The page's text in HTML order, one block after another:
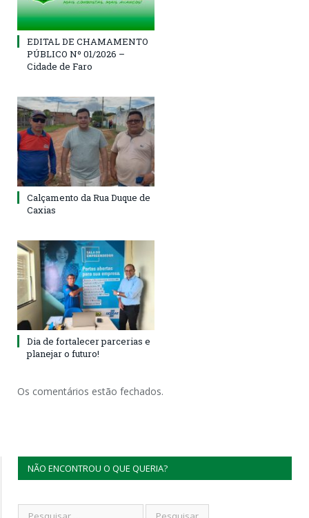
EDITAL DE CHAMAMENTO
PÚBLICO Nº 01/2026 –
Cidade de Faro
Calçamento da Rua Duque de
Caxias
Dia de fortalecer parcerias e
planejar o futuro!
Os comentários estão fechados.
NÃO ENCONTROU O QUE QUERIA?